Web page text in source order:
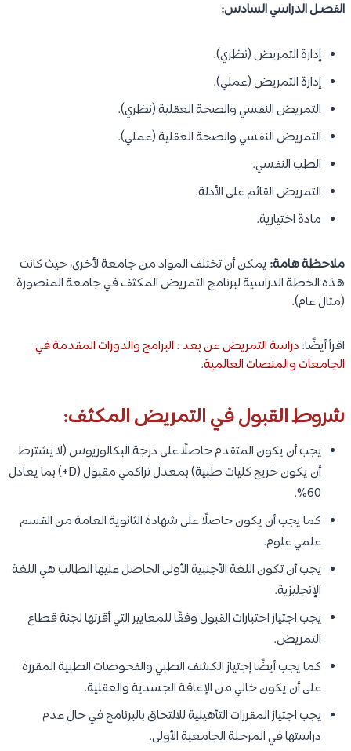
الفصـل الدراسي السادس:
إدارة التمريض (نظري).
إدارة التمريض (عملي).
التمريض النفسي والصحة العقلية (نظري).
التمريض النفسي والصحة العقلية (عملي).
الطب النفسي.
التمريض القائم على الأدلة.
مادة اختيارية.
ملاحظة هامة: يمكن أن تختلف المواد من جامعة لأخرى، حيث كانت
هذه الخطة الدراسية لبرنامج التمريض المكثف في جامعة المنصورة
(مثال عام).
اقرأ أيضًا: دراسة التمريض عن بعد : البرامج والدورات المقدمة في
الجامعات والمنصات العالمية.
شروط القبول في التمريض المكثف:
يجب أن يكون المتقدم حاصلًا على درجة البكالوريوس (لا يشترط
أن يكون خريج كليات طبية) بمعدل تراكمي مقبول (D+) بما يعادل
60%.
كما يجب أن يكون حاصلًا على شهادة الثانوية العامة من القسم
علمي علوم.
يجب أن تكون اللغة الأجنبية الأولى الحاصل عليها الطالب هي اللغة
الإنجليزية.
يجب اجتياز اختبارات القبول وفقًا للمعايير التي أقرتها لجنة قطاع
التمريض.
كما يجب أيضًا إجتياز الكشف الطبي والفحوصات الطبية المقررة
على أن يكون خالي من الإعاقة الجسدية والعقلية.
يجب اجتياز المقررات التأهيلية للالتحاق بالبرنامج في حال عدم
دراستها في المرحلة الجامعية الأولى.